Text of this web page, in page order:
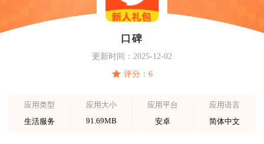
口碑
更新时间：2025-12-02
评分：6
应用类型
生活服务
应用大小
91.69MB
应用平台
安卓
应用语言
简体中文